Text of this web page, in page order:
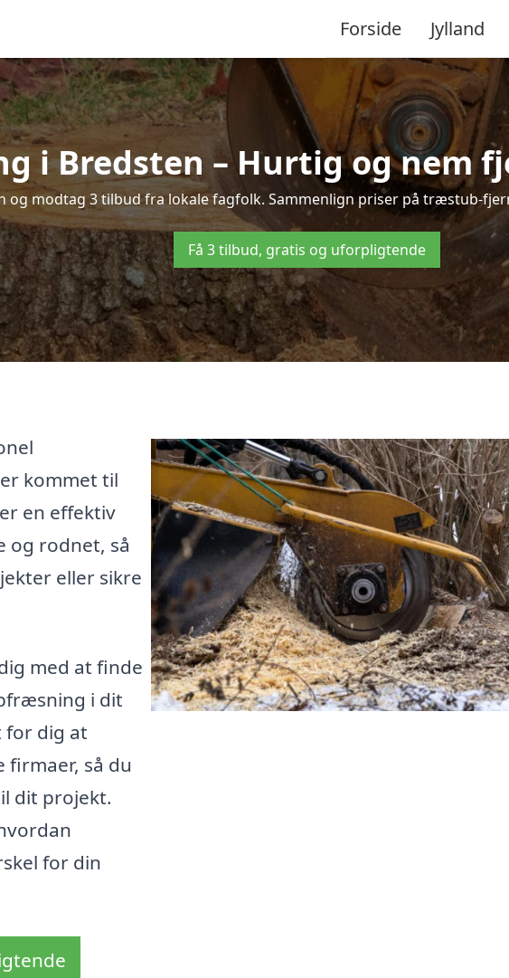
Forside Jylland
i Bredsten – Hurtig og nem
og modtag 3 tilbud fra lokale fagfolk. Sammenlign priser på træstub-
Få 3 tilbud, gratis og uforpligtende
kommet til
en effektiv
og rodnet, så
eller sikre
med at finde
i dit
for dig at
så du
dit projekt.
for din